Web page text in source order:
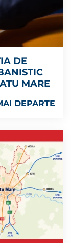
DE
MARE
DEPARTE